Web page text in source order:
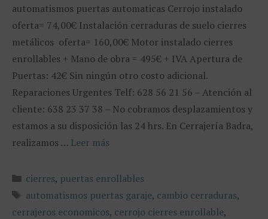
automatismos puertas automaticas Cerrojo instalado
oferta= 74,00€ Instalación cerraduras de suelo cierres
metálicos oferta= 160,00€ Motor instalado cierres
enrollables + Mano de obra = 495€ + IVA Apertura de
Puertas: 42€ Sin ningún otro costo adicional.
Reparaciones Urgentes Telf: 628 56 21 56 – Atención al
cliente: 638 23 37 38 – No cobramos desplazamientos y
estamos a su disposición las 24 hrs. En Cerrajería Badra,
realizamos … Leer más
Categorías
cierres, puertas enrollables
Etiquetas
automatismos puertas garaje, cambio cerraduras,
cerrajeros economicos, cerrojo cierres enrollable,